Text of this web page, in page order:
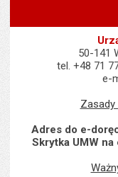
50-141
tel. +48 71
e-
Zasady
Adres do e-
Skrytka UMW na